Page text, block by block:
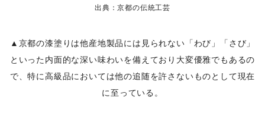
出典：京都の伝統工芸
▲京都の漆塗りは他産地製品には見られない「わび」「さび」
といった内面的な深い味わいを備えており大変優雅でもあるの
で、特に高級品においては他の追随を許さないものとして現在
に至っている。